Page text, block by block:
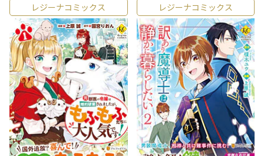
レジーナコミックス レジーナコミックス